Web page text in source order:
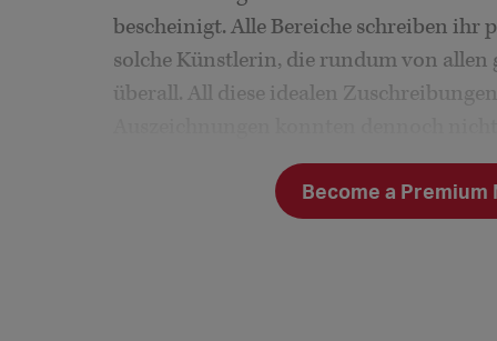
bescheinigt. Alle Bereiche schreiben ihr
solche Künstlerin, die rundum von
überall. All diese idealen
Nichtverlängerung ausgesprochen
Die Feudalherrschaft
Become a